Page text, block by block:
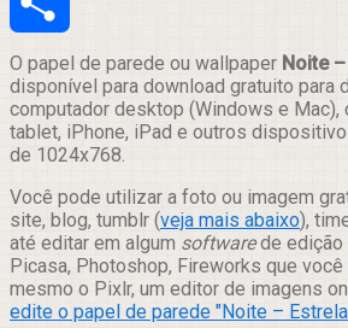
Compartilhar
O papel de parede ou wallpaper Noite
disponível para download gratuito para
computador desktop (Windows e Mac),
tablet, iPhone, iPad e outros
de 1024x768.
Você pode utilizar a foto ou imagem
site, blog, tumblr (veja mais abaixo),
até editar em algum softwarede edição
Picasa, Photoshop, Fireworks que
mesmo o Pixlr, um editor de imagens
edite o papel de parede "Noite –